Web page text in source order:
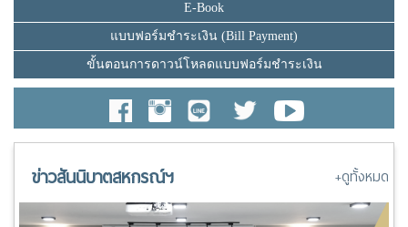
E-Book
แบบฟอร์มชำระเงิน (Bill Payment)
ขั้นตอนการดาวน์โหลดแบบฟอร์มชำระเงิน
ข่าวสันนิบาตสหกรณ์ฯ +ดูทั้งหมด